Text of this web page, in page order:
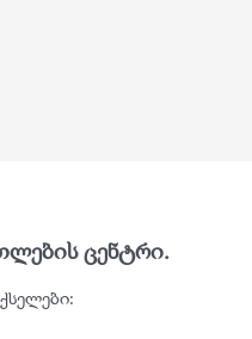
ცენტრი.